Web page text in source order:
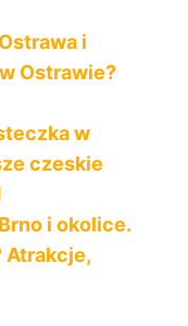
i
Ostrawie?
w
czeskie
i okolice.
Atrakcje,